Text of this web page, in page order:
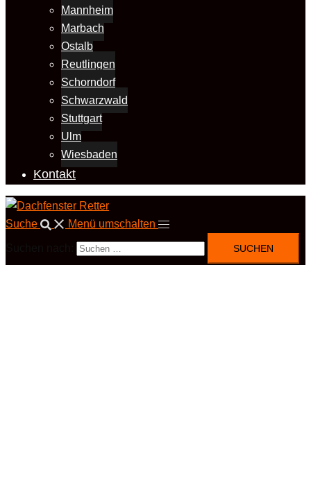
Mannheim
Marbach
Ostalb
Reutlingen
Schorndorf
Schwarzwald
Stuttgart
Ulm
Wiesbaden
Kontakt
Suche Menü umschalten